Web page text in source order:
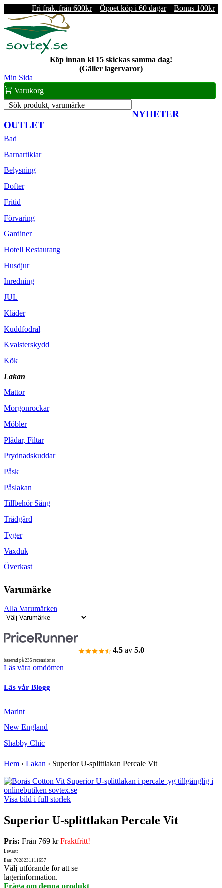
Fri frakt från 600kr Öppet köp i 60 dagar Bonus 100kr
Köp innan kl 15 skickas samma dag!
(Gäller lagervaror)
Min Sida
Varukorg
Sök produkt, varumärke
NYHETER
OUTLET
Bad
Barnartiklar
Belysning
Dofter
Fritid
Förvaring
Gardiner
Hotell Restaurang
Husdjur
Inredning
JUL
Kläder
Kuddfodral
Kvalsterskydd
Kök
Lakan
Mattor
Morgonrockar
Möbler
Plädar, Filtar
Prydnadskuddar
Påsk
Påslakan
Tillbehör Säng
Trädgård
Tyger
Vaxduk
Överkast
Varumärke
Alla Varumärken
4.5 av 5.0
baserad på 235 recensioner
Läs våra omdömen
Läs vår Blogg
Marint
New England
Shabby Chic
Hem › Lakan › Superior U-splittlakan Percale Vit
Visa bild i full storlek
Superior U-splittlakan Percale Vit
Pris: Från 769 krFraktfritt!
Lev.art:
Ean: 7028231111657
Välj utförande för att se
lagerinformation.
Fråga om denna produkt